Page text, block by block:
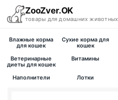
ZooZver.OK
товары для домашних животных
На главную
Влажные корма
для кошек
Сухие корма для
кошек
Ветеринарные
диеты для кошек
Витамины
Наполнители
Лотки